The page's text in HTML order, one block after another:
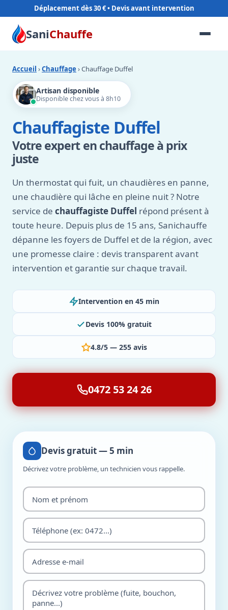
Déplacement dès 30 €
SaniChauffe
Accueil ›Chauffage › Chauffage Duffel
Artisan disponible
Disponible chez vous à 8h10
Chauffagiste Duffel
Votre expert en chauffage à prix
juste
Un thermostat qui fuit, un chaudières en panne,
une chaudière qui lâche en pleine nuit ? Notre
service de chauffagiste Duffel répond présent à
toute heure. Depuis plus de 15 ans, Sanichauffe
dépanne les foyers de Duffel et de la région, avec
une promesse claire : devis transparent avant
intervention et garantie sur chaque travail.
Intervention en 45 min
Devis 100% gratuit
4.8/5 — 255 avis
0472 53 24 26
Devis gratuit — 5 min
Décrivez votre problème, un technicien vous rappelle.